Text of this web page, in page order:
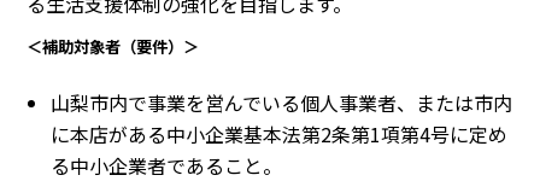
＜補助対象者（要件）＞
山梨市内で事業を営んでいる個人事業者、または市内
に本店がある中小企業基本法第2条第1項第4号に定め
る中小企業者であること。